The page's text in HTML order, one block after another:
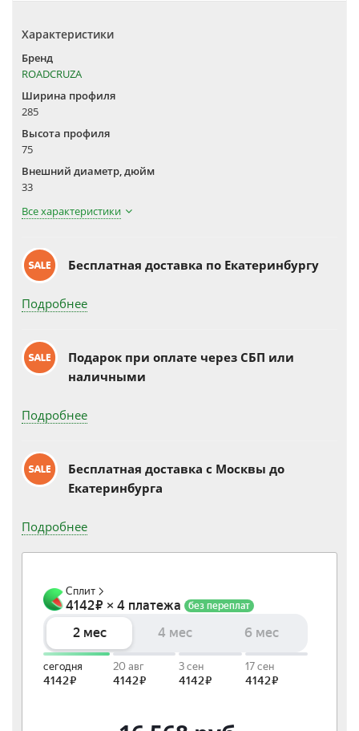
Характеристики
Бренд
ROADCRUZA
Ширина профиля
285
Высота профиля
75
Внешний диаметр, дюйм
33
Все характеристики
Бесплатная доставка по Екатеринбургу
Подробнее
Подарок при оплате через СБП или
наличными
Подробнее
Бесплатная доставка c Москвы до
Екатеринбурга
Подробнее